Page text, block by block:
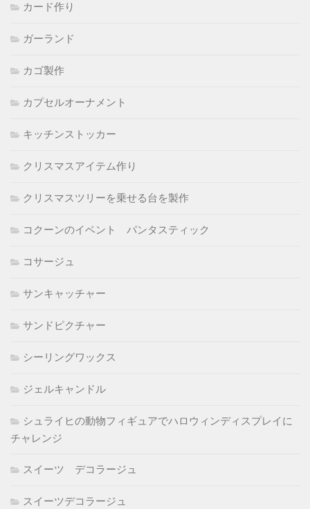
カード作り
ガーランド
カゴ製作
カプセルオーナメント
キッチンストッカー
クリスマスアイテム作り
クリスマスツリーを乗せる台を製作
コクーンのイベント パンタスティック
コサージュ
サンキャッチャー
サンドピクチャー
シーリングワックス
ジェルキャンドル
シュライヒの動物フィギュアでハロウィンディスプレイに
チャレンジ
スイーツ デコラージュ
スイーツデコラージュ